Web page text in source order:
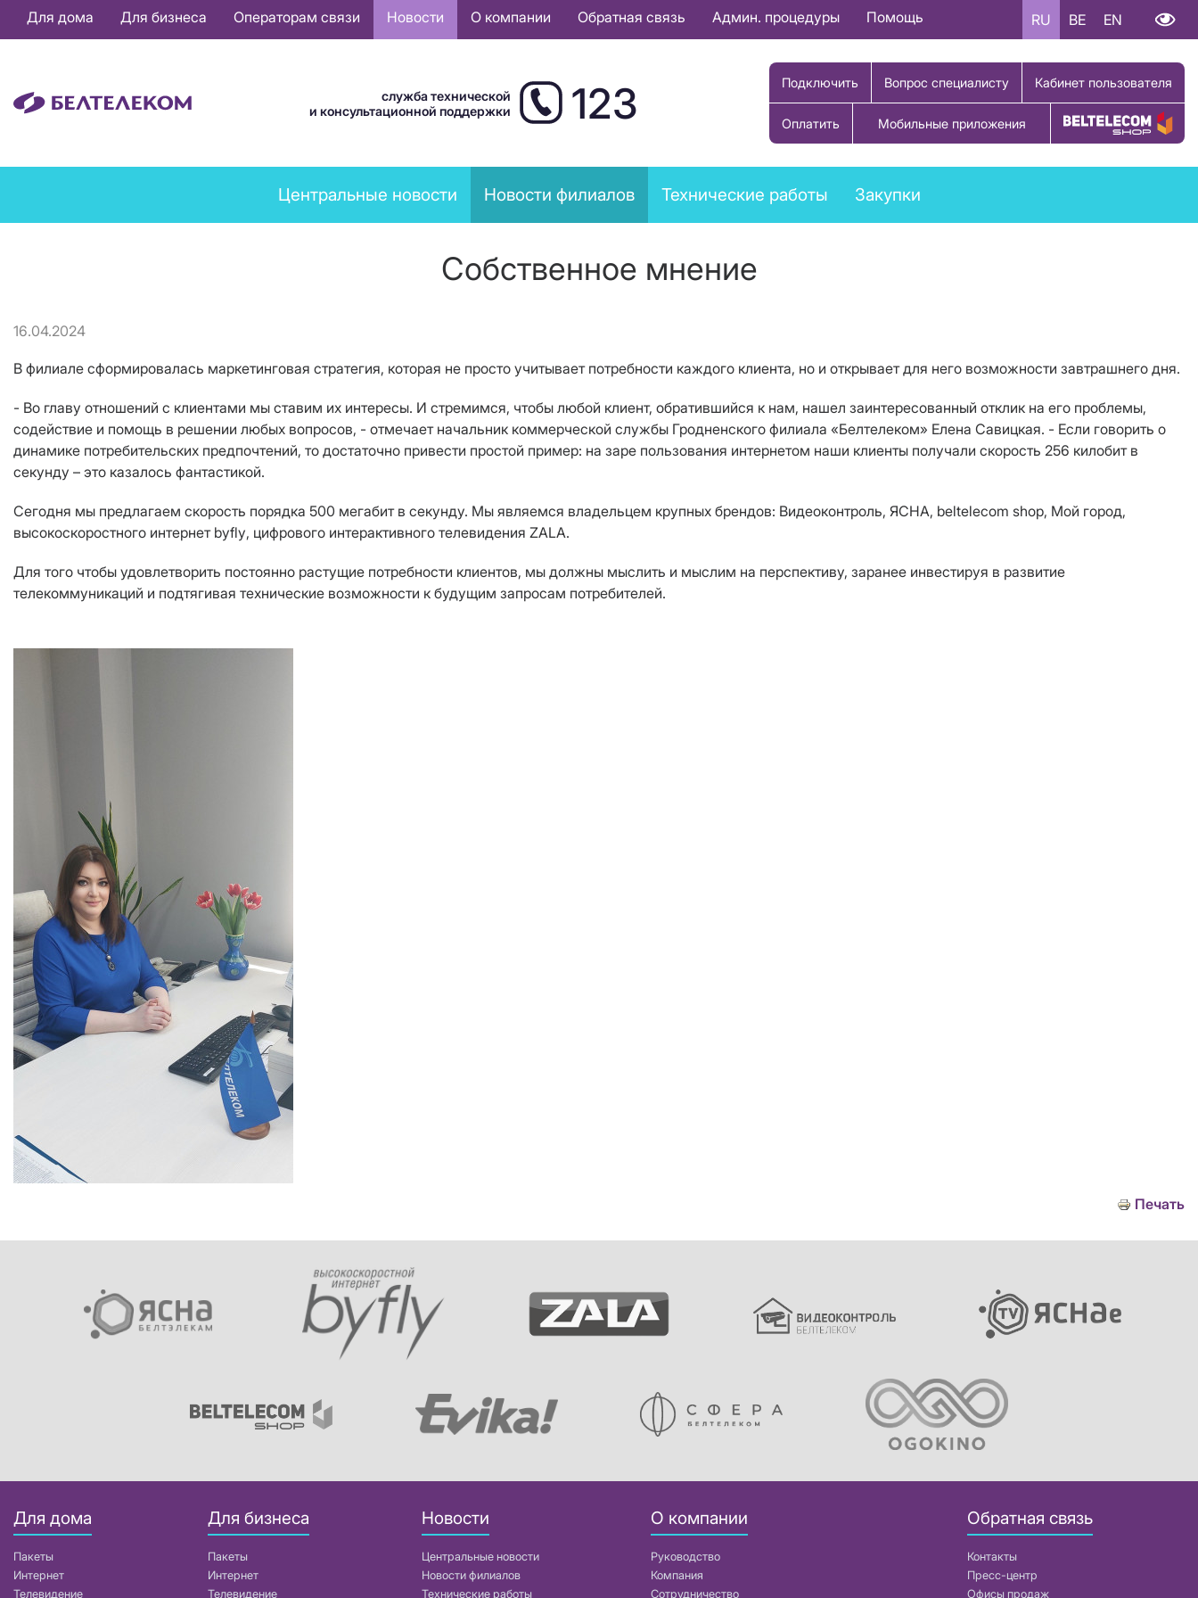
Основная
навигация
Для дома Для бизнеса Операторам связи Новости О компании Обратная связь Админ. процедуры Помощь RU BE EN
служба технической
и консультационной поддержки
123 Подключить Вопрос специалисту Кабинет пользователя
Оплатить Мобильные приложения Купить товар
News
menu
Центральные новости Новости филиалов Технические работы Закупки
Собственное мнение
16.04.2024
В филиале сформировалась маркетинговая стратегия, которая не просто учитывает потребности каждого клиента, но и открывает для него возможности завтрашнего дня.
- Во главу отношений с клиентами мы ставим их интересы. И стремимся, чтобы любой клиент, обратившийся к нам, нашел заинтересованный отклик на его проблемы,
содействие и помощь в решении любых вопросов, - отмечает начальник коммерческой службы Гродненского филиала «Белтелеком» Елена Савицкая. - Если говорить о
динамике потребительских предпочтений, то достаточно привести простой пример: на заре пользования интернетом наши клиенты получали скорость 256 килобит в
секунду – это казалось фантастикой.
Сегодня мы предлагаем скорость порядка 500 мегабит в секунду. Мы являемся владельцем крупных брендов: Видеоконтроль, ЯСНА, beltelecom shop, Мой город,
высокоскоростного интернет byfly, цифрового интерактивного телевидения ZALA.
Для того чтобы удовлетворить постоянно растущие потребности клиентов, мы должны мыслить и мыслим на перспективу, заранее инвестируя в развитие
телекоммуникаций и подтягивая технические возможности к будущим запросам потребителей.
Печать
Для дома
Пакеты
Интернет
Телевидение
Для бизнеса
Пакеты
Интернет
Телевидение
Новости
Центральные новости
Новости филиалов
Технические работы
О компании
Руководство
Компания
Сотрудничество
Обратная связь
Контакты
Пресс-центр
Офисы продаж